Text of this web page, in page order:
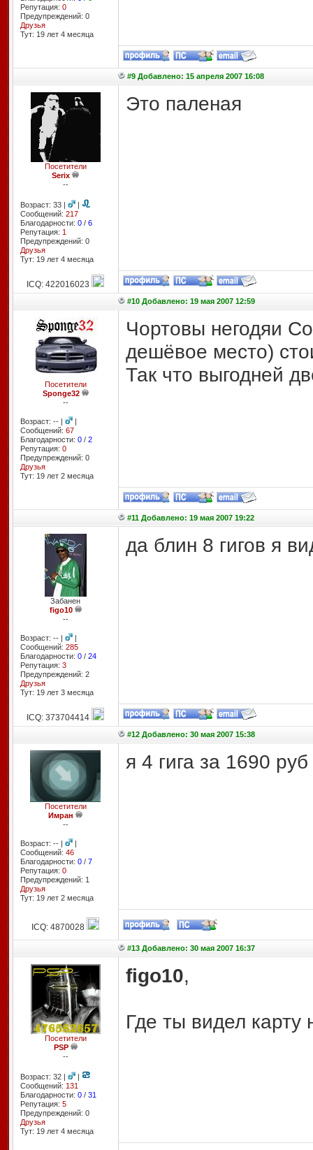
Репутация: 0
Предупреждений: 0
Друзья
Тут: 19 лет 4 месяцa
#9 Добавлено: 15 апреля 2007 16:08
Посетители
Serix
--
Возраст: 33 |
|
Сообщений: 217
Благодарности: 0/ 6
Репутация: 1
Предупреждений: 0
Друзья
Тут: 19 лет 4 месяцa
Это паленая
ICQ: 422016023
#10 Добавлено: 19 мая 2007 12:59
Посетители
Sponge32
--
Возраст: -- |
|
Сообщений: 67
Благодарности: 0/ 2
Репутация: 0
Предупреждений: 0
Друзья
Тут: 19 лет 2 месяцa
Чортовы негодяи
дешёвое место)
Так что выгодней
#11 Добавлено: 19 мая 2007 19:22
Забанен
figo10
--
Возраст: -- |
|
Сообщений: 285
Благодарности: 0/ 24
Репутация: 3
Предупреждений: 2
Друзья
Тут: 19 лет 3 месяцa
да блин 8 гигов я
ICQ: 373704414
#12 Добавлено: 30 мая 2007 15:38
Посетители
Имран
--
Возраст: -- |
|
Сообщений: 46
Благодарности: 0/ 7
Репутация: 0
Предупреждений: 1
Друзья
Тут: 19 лет 2 месяцa
я 4 гига за 1690
ICQ: 4870028
#13 Добавлено: 30 мая 2007 16:37
Посетители
PSP
--
Возраст: 32 |
|
Сообщений: 131
Благодарности: 0/ 31
Репутация: 5
Предупреждений: 0
Друзья
Тут: 19 лет 4 месяцa
figo10,
Где ты видел карту